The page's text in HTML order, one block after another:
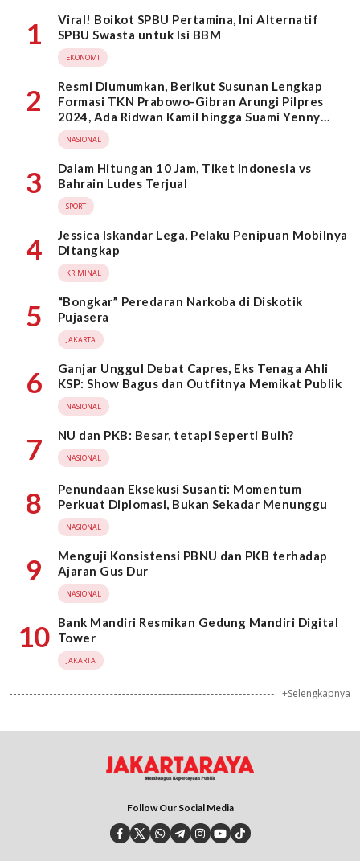
1
Viral! Boikot SPBU Pertamina, Ini Alternatif
SPBU Swasta untuk Isi BBM
EKONOMI
2
Resmi Diumumkan, Berikut Susunan Lengkap
Formasi TKN Prabowo-Gibran Arungi Pilpres
2024, Ada Ridwan Kamil hingga Suami Yenny
Wahid
NASIONAL
3
Dalam Hitungan 10 Jam, Tiket Indonesia vs
Bahrain Ludes Terjual
SPORT
4
Jessica Iskandar Lega, Pelaku Penipuan Mobilnya
Ditangkap
KRIMINAL
5
“Bongkar” Peredaran Narkoba di Diskotik
Pujasera
JAKARTA
6
Ganjar Unggul Debat Capres, Eks Tenaga Ahli
KSP: Show Bagus dan Outfitnya Memikat Publik
NASIONAL
7 NU dan PKB: Besar, tetapi Seperti Buih?
NASIONAL
8
Penundaan Eksekusi Susanti: Momentum
Perkuat Diplomasi, Bukan Sekadar Menunggu
NASIONAL
9
Menguji Konsistensi PBNU dan PKB terhadap
Ajaran Gus Dur
NASIONAL
10
Bank Mandiri Resmikan Gedung Mandiri Digital
Tower
JAKARTA
+Selengkapnya
Follow Our Social Media